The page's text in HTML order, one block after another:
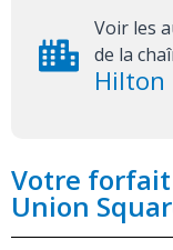
Voir les
de la
Hilton
Votre forfait
Union